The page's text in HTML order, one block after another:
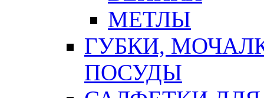
МЕТЛЫ
ГУБКИ,
ПОСУДЫ